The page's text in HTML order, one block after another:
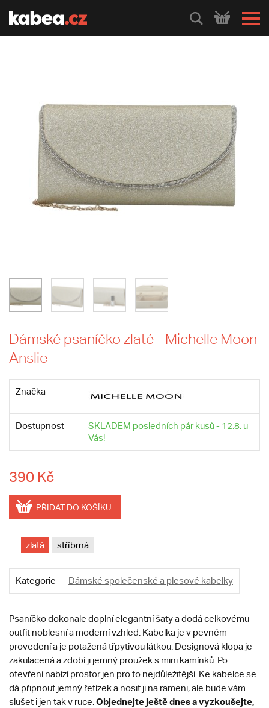
HLEDEJ
Dámské psaníčko zlaté - Michelle Moon
Anslie
Značka
Dostupnost
SKLADEM posledních pár kusů - 12.8. u
Vás!
390 Kč
PŘIDAT DO KOŠÍKU
zlatá stříbrná
Kategorie Dámské společenské a plesové kabelky
Psaníčko dokonale doplní elegantní šaty a dodá celkovému
outfit noblesní a moderní vzhled. Kabelka je v pevném
provedení a je potažená třpytivou látkou. Designová klopa je
zakulacená a zdobí ji jemný proužek s mini kamínků. Po
otevření nabízí prostor jen pro to nejdůležitější. Ke kabelce se
dá připnout jemný řetízek a nosit ji na rameni, ale bude vám
slušet i jen tak v ruce. Objednejte ještě dnes a vyzkoušejte,